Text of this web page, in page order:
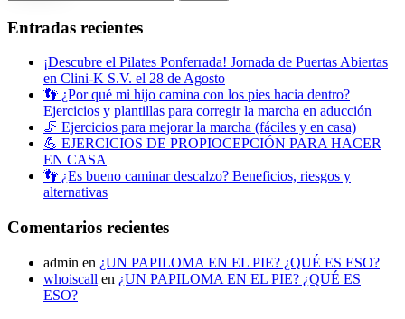
Entradas recientes
¡Descubre el Pilates Ponferrada! Jornada de Puertas Abiertas
en Clini-K S.V. el 28 de Agosto
👣 ¿Por qué mi hijo camina con los pies hacia dentro?
Ejercicios y plantillas para corregir la marcha en aducción
🦵 Ejercicios para mejorar la marcha (fáciles y en casa)
💪 EJERCICIOS DE PROPIOCEPCIÓN PARA HACER
EN CASA
👣 ¿Es bueno caminar descalzo? Beneficios, riesgos y
alternativas
Comentarios recientes
admin en ¿UN PAPILOMA EN EL PIE? ¿QUÉ ES ESO?
whoiscall en ¿UN PAPILOMA EN EL PIE? ¿QUÉ ES
ESO?